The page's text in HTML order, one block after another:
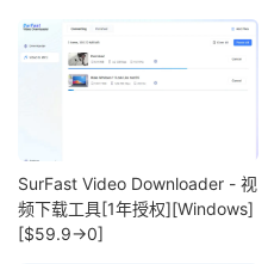
SurFast Video Downloader - 视
频下载工具[1年授权][Windows]
[$59.9→0]